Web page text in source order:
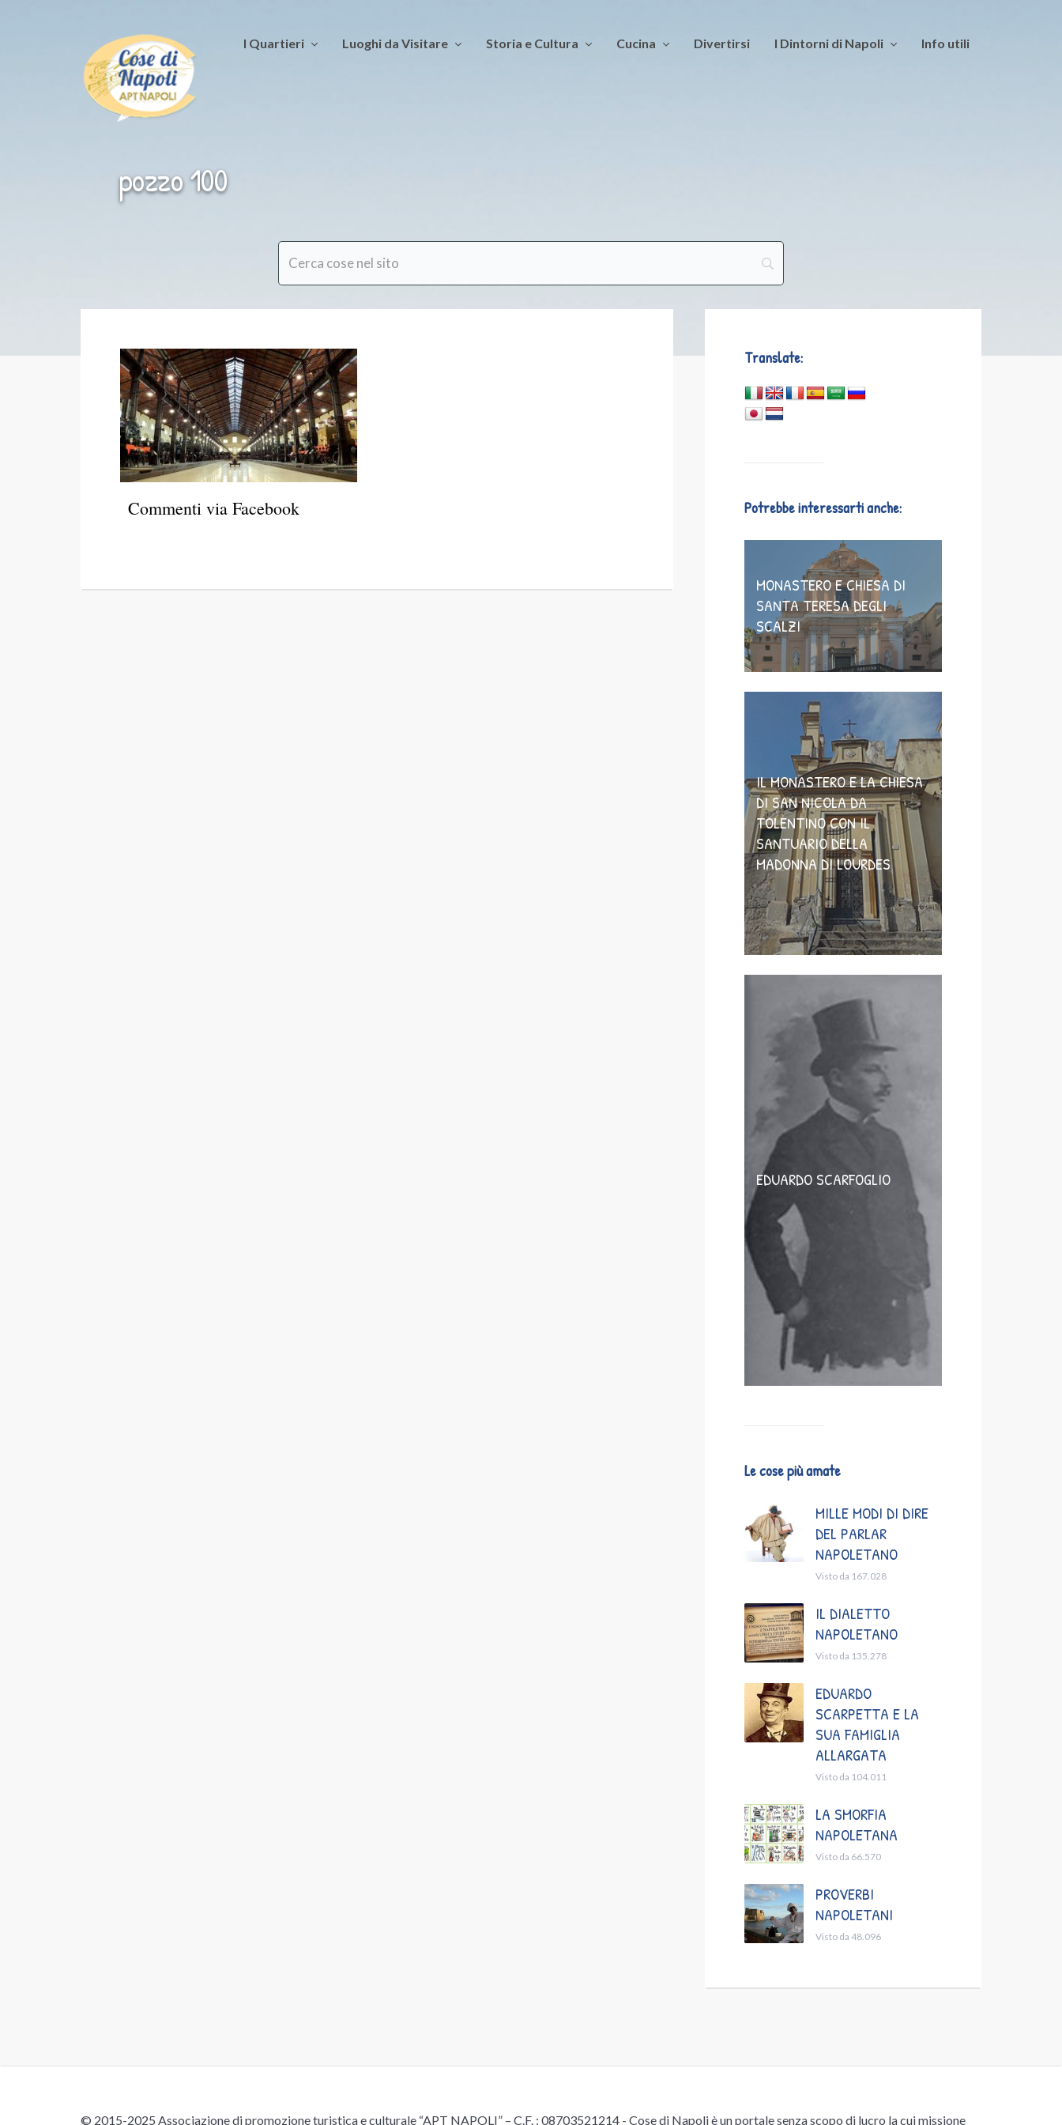
I Quartieri Luoghi da Visitare Storia e Cultura Cucina Divertirsi I Dintorni di Napoli Info utili
pozzo 100
Commenti via Facebook
Translate:
Potrebbe interessarti anche:
MONASTERO E CHIESA DI
SANTA TERESA DEGLI
SCALZI
IL MONASTERO E LA CHIESA
DI SAN NICOLA DA
TOLENTINO CON IL
SANTUARIO DELLA
MADONNA DI LOURDES
EDUARDO SCARFOGLIO
Le cose più amate
MILLE MODI DI DIRE
DEL PARLAR
NAPOLETANO
Visto da 167.028
IL DIALETTO
NAPOLETANO
Visto da 135.278
EDUARDO
SCARPETTA E LA
SUA FAMIGLIA
ALLARGATA
Visto da 104.011
LA SMORFIA
NAPOLETANA
Visto da 66.570
PROVERBI
NAPOLETANI
Visto da 48.096
© 2015-2025 Associazione di promozione turistica e culturale “APT NAPOLI” – C.F. : 08703521214 - Cose di Napoli è un portale senza scopo di lucro la cui missione